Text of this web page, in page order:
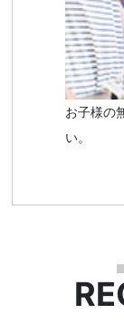
お子様の
い。